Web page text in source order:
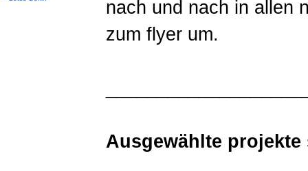
nach und nach in allen
zum flyer um.
Ausgewählte projekte